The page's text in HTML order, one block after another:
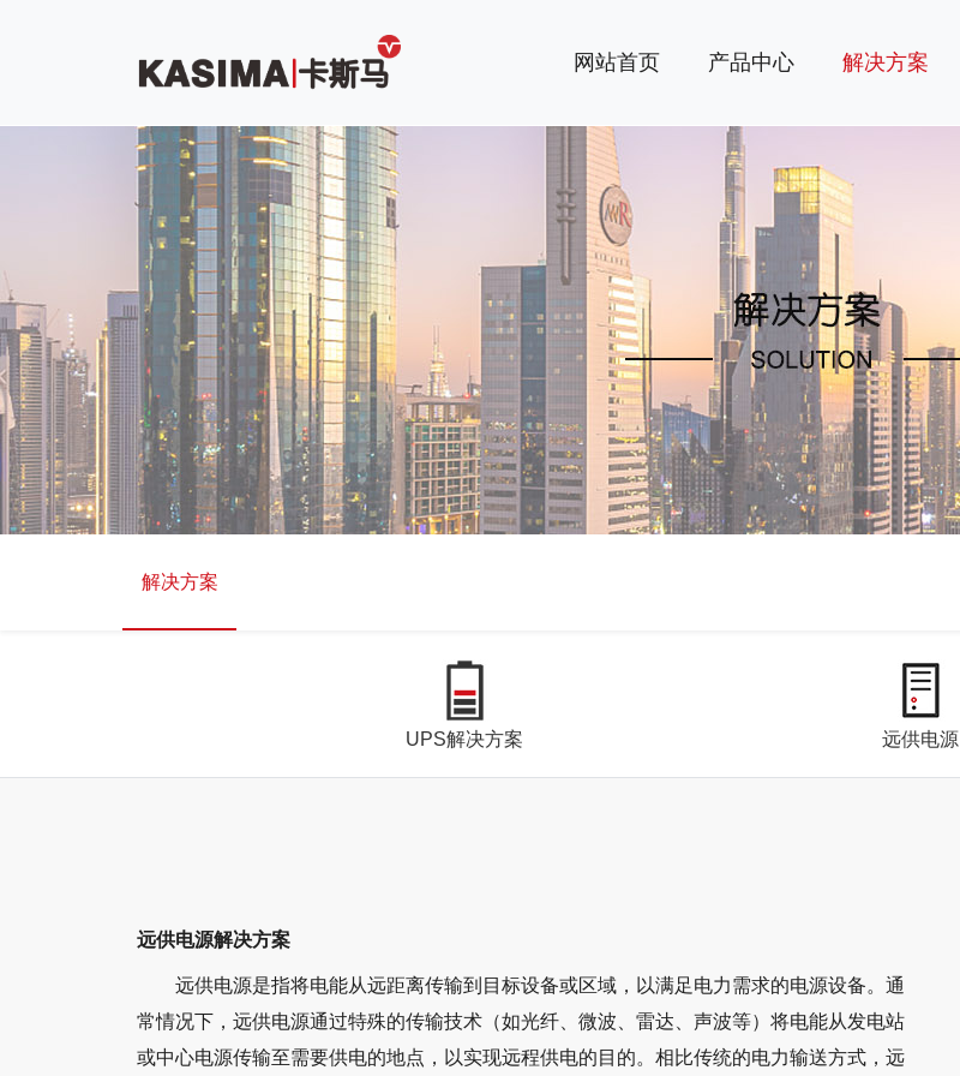
网站首页 产品中心 解决方案
解决方案
UPS解决方案 远供电源
远供电源解决方案
远供电源是指将电能从远距离传输到目标设备或区域，以满足电力需求的电源设备。通
常情况下，远供电源通过特殊的传输技术（如光纤、微波、雷达、声波等）将电能从发电站
或中心电源传输至需要供电的地点，以实现远程供电的目的。相比传统的电力输送方式，远